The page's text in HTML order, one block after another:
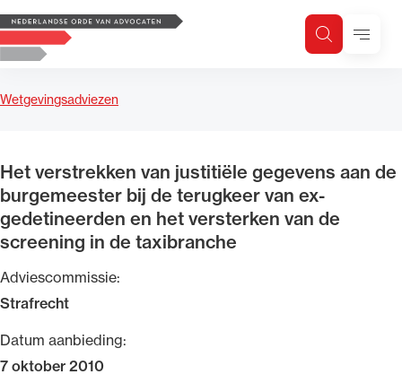
Logo, to the homepage
ZoekenMenu
Wetgevingsadviezen
Het verstrekken van justitiële gegevens aan de
burgemeester bij de terugkeer van ex-
gedetineerden en het versterken van de
screening in de taxibranche
Adviescommissie:
Strafrecht
Datum aanbieding:
7 oktober 2010
Zoeken
Zoek op trefwoord